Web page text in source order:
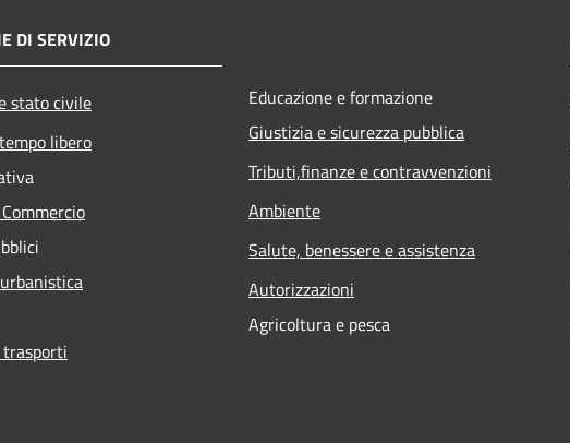
DI SERVIZIO
stato civile
libero
Educazione e formazione
Giustizia e sicurezza pubblica
Tributi,finanze e contravvenzioni
Ambiente
Salute, benessere e assistenza
Autorizzazioni
Agricoltura e pesca